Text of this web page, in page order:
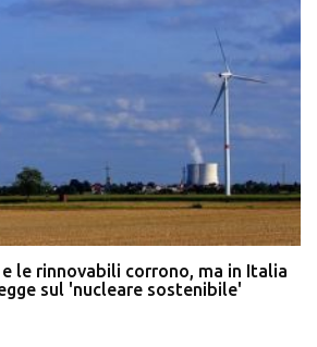
le rinnovabili corrono, ma in Italia
sul 'nucleare sostenibile'